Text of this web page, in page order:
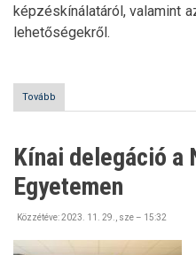
képzéskínálatáról, valamint
lehetőségekről.
Tovább
delegáció
Egyetemen)
Kínai delegáció a
Egyetemen
Közzétéve:2023. 11. 29., sze – 15:32